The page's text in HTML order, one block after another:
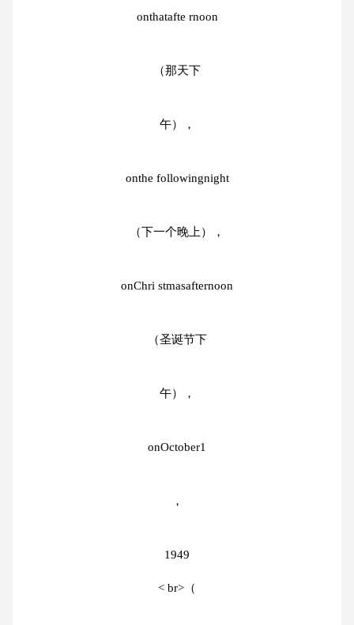
onthatafte rnoon
（那天下
午），
onthe followingnight
（下一个晚上），
onChri stmasafternoon
（圣诞节下
午），
onOctober1
，
1949
< br>（